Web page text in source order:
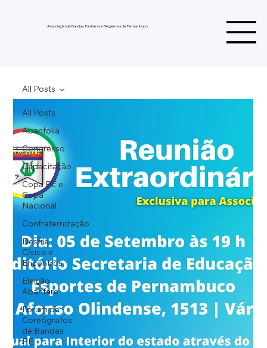
Associação de Bandas, Fanfarras e Regentes de Pernambuco
All Posts
Abanfolia
Congresso
Capacitação
Copa PE e
Copa
Nacional
Confraternização
Desfile
Cívico e
Encontros
Eleição
Abanfare
Fórum de
Coreógrafos
de Bandas
PE
All Posts